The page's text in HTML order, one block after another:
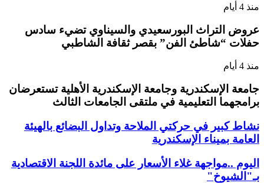
منذ 4 أيام
عروض التراث البورسعيدي والسيناوي تضيء سادس
حفلات “شاطئ الفن” بقصر ثقافة الشاطبي
منذ 4 أيام
جامعة الإسكندرية وجامعة الإسكندرية الأهلية تستعرضان
برامجهما التعليمية في ملتقى الجامعات الثالث
نشاط كبير في حركتي الملاحة وتداول البضائع بالهيئة
العامة بميناء الإسكندرية
اليوم ..مواجهة غلاء الأسعار على مائدة اللجنة الاقتصادية
بـ"الشيوخ"